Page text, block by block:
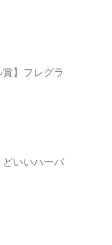
賞】フレグラ
いいハーバ